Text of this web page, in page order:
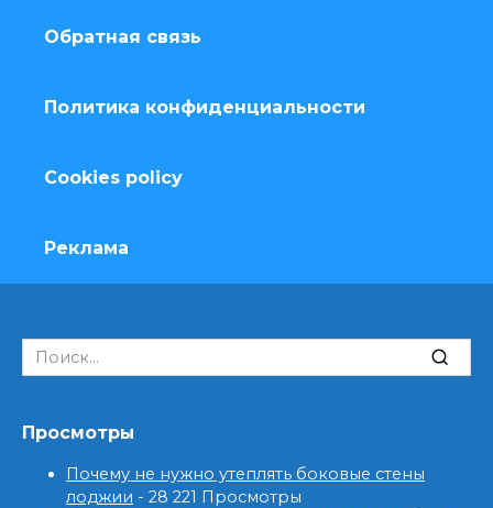
Обратная связь
Политика конфиденциальности
Cookies policy
Реклама
Search
for:
Просмотры
Почему не нужно утеплять боковые стены
лоджии - 28 221 Просмотры